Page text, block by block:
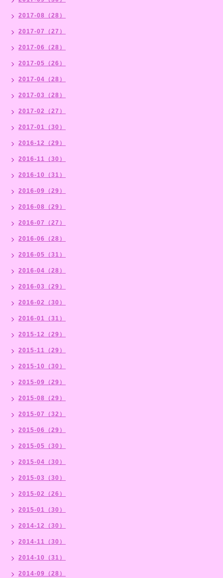
2017-08（28）
2017-07（27）
2017-06（28）
2017-05（26）
2017-04（28）
2017-03（28）
2017-02（27）
2017-01（30）
2016-12（29）
2016-11（30）
2016-10（31）
2016-09（29）
2016-08（29）
2016-07（27）
2016-06（28）
2016-05（31）
2016-04（28）
2016-03（29）
2016-02（30）
2016-01（31）
2015-12（29）
2015-11（29）
2015-10（30）
2015-09（29）
2015-08（29）
2015-07（32）
2015-06（29）
2015-05（30）
2015-04（30）
2015-03（30）
2015-02（26）
2015-01（30）
2014-12（30）
2014-11（30）
2014-10（31）
2014-09（28）